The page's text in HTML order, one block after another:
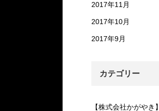
2017年11月
2017年10月
2017年9月
カテゴリー
【株式会社かがや